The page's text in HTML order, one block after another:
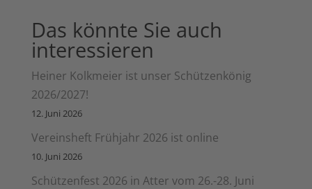
Das könnte Sie auch
interessieren
Heiner Kolkmeier ist unser Schützenkönig
2026/2027!
12. Juni 2026
Vereinsheft Frühjahr 2026 ist online
10. Juni 2026
Schützenfest 2026 in Atter vom 26.-28. Juni